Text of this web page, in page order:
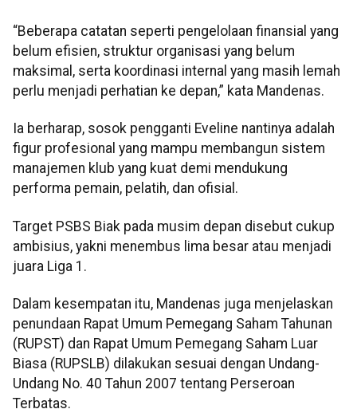
“Beberapa catatan seperti pengelolaan finansial yang
belum efisien, struktur organisasi yang belum
maksimal, serta koordinasi internal yang masih lemah
perlu menjadi perhatian ke depan,” kata Mandenas.
Ia berharap, sosok pengganti Eveline nantinya adalah
figur profesional yang mampu membangun sistem
manajemen klub yang kuat demi mendukung
performa pemain, pelatih, dan ofisial.
Target PSBS Biak pada musim depan disebut cukup
ambisius, yakni menembus lima besar atau menjadi
juara Liga 1.
Dalam kesempatan itu, Mandenas juga menjelaskan
penundaan Rapat Umum Pemegang Saham Tahunan
(RUPST) dan Rapat Umum Pemegang Saham Luar
Biasa (RUPSLB) dilakukan sesuai dengan Undang-
Undang No. 40 Tahun 2007 tentang Perseroan
Terbatas.